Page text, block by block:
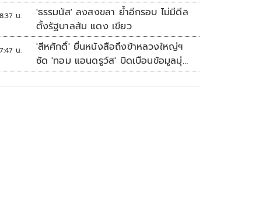
น.
'ธรรมนัส' ลงสงขลา ย้ำอีกรอบ ไม่มีดีล
ตั้งรัฐบาลส้ม แดง เขียว
น.
'สีหศักดิ์' ยื่นหนังสือถึงข้าหลวงใหญ่ฯ
ซัด 'ทอม แอนดรูว์ส' บิดเบือนข้อมูลมุ่ง
แสวงหาผลประโยชน์ทางการเมือง